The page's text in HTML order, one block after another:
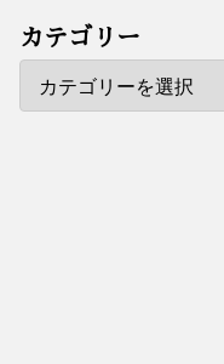
カテゴリー